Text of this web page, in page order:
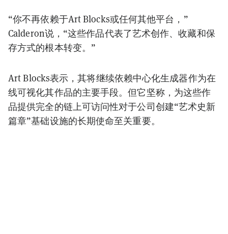
“你不再依赖于Art Blocks或任何其他平台，”
Calderon说，“这些作品代表了艺术创作、收藏和保
存方式的根本转变。”
Art Blocks表示，其将继续依赖中心化生成器作为在
线可视化其作品的主要手段。但它坚称，为这些作
品提供完全的链上可访问性对于公司创建“艺术史新
篇章”基础设施的长期使命至关重要。